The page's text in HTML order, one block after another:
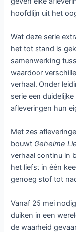
hoofdlijn uit het
Wat deze serie
het tot stand is
samenwerking
waardoor
verhaal. Onder
serie een
afleveringen hun
Met zes
bouwt Geheime
verhaal continu in
het liefst in één
genoeg stof tot
Vanaf 25 mei
duiken in een
de waarheid